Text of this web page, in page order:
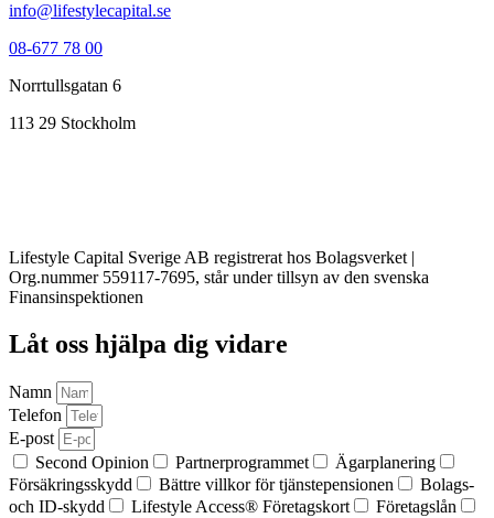
info@lifestylecapital.se
08-677 78 00
Norrtullsgatan 6
113 29 Stockholm
Lifestyle Capital Sverige AB registrerat hos Bolagsverket |
Org.nummer 559117-7695, står under tillsyn av den svenska
Finansinspektionen
Låt oss hjälpa dig vidare
Namn
Telefon
E-post
Second Opinion
Partnerprogrammet
Ägar­planering
Försäkringsskydd
Bättre villkor för tjänstepensionen
Bolags-
och ID-skydd
Lifestyle Access® Företagskort
Företagslån